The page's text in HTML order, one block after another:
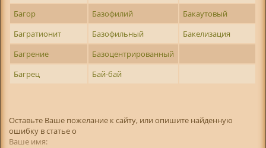
Багор
Базофилий
Бакаутовый
Багратионит
Базофильный
Бакелизация
Багрение
Базоцентрированный
Багрец
Бай-бай
Оставьте Ваше пожелание к сайту, или опишите найденную
ошибку в статье о
Ваше имя: